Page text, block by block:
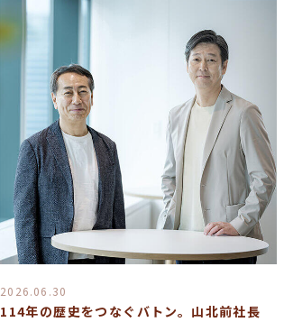
2026.06.30
114年の歴史をつなぐバトン。山北前社長